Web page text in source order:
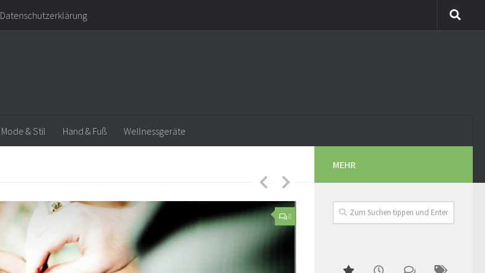
Datenschutzerklärung
Mode & Stil Hand & Fuß Wellnessgeräte
3
MEHR